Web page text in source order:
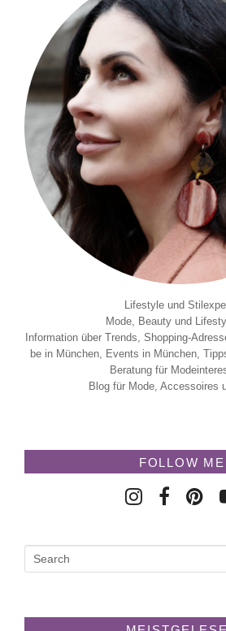
Lifestyle und
Mode, Beauty und
Information über Trends, Shopping-
be in München, Events in München,
Beratung für
Blog für Mode, Accessoires
FOLLOW ME